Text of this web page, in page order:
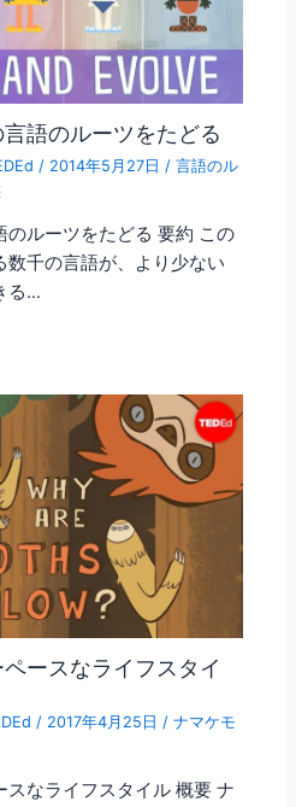
語のルーツをたどる
/ 2014年5月27日 /言語のル
のルーツをたどる 要約 この
千の言語が、より少ない
る…
ースなライフスタイ
/ 2017年4月25日 /ナマケモ
なライフスタイル 概要 ナ